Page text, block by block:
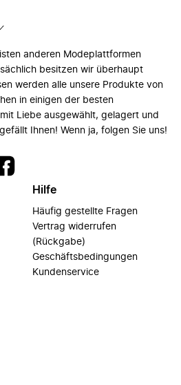
anderen Modeplattformen
besitzen wir überhaupt
werden alle unsere Produkte von
in einigen der besten
Liebe ausgewählt, gelagert und
Ihnen! Wenn ja, folgen Sie uns!
Hilfe
Häufig gestellte Fragen
Vertrag widerrufen
(Rückgabe)
Geschäftsbedingungen
Kundenservice